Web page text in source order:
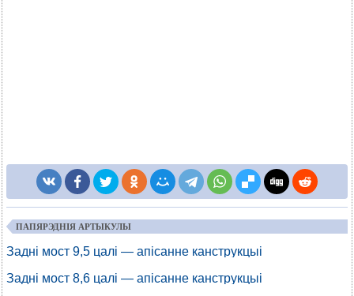
ПАПЯРЭДНІЯ АРТЫКУЛЫ
Задні мост 9,5 цалі — апісанне канструкцыі
Задні мост 8,6 цалі — апісанне канструкцыі